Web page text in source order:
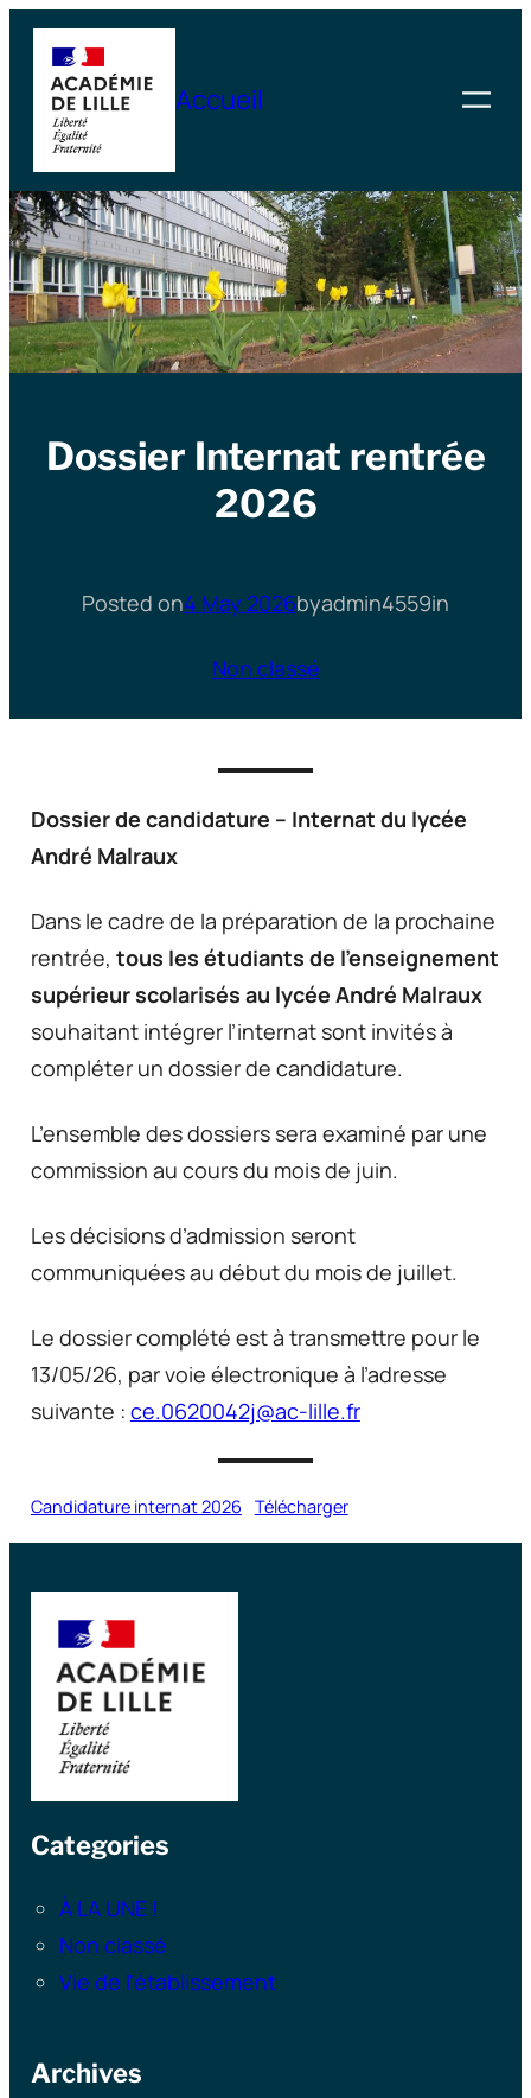
Skip
content
Accueil
Dossier Internat rentrée
2026
Posted on4 May 2026byadmin4559in
Non classé
Dossier de candidature – Internat du lycée
André Malraux
Dans le cadre de la préparation de la prochaine
rentrée, tous les étudiants de l’enseignement
supérieur scolarisés au lycée André Malraux
souhaitant intégrer l’internat sont invités à
compléter un dossier de candidature.
L’ensemble des dossiers sera examiné par une
commission au cours du mois de juin.
Les décisions d’admission seront
communiquées au début du mois de juillet.
Le dossier complété est à transmettre pour le
13/05/26, par voie électronique à l’adresse
suivante : ce.0620042j@ac-lille.fr
Candidature internat 2026 Télécharger
Categories
À LA UNE !
Non classé
Vie de l'établissement
Archives